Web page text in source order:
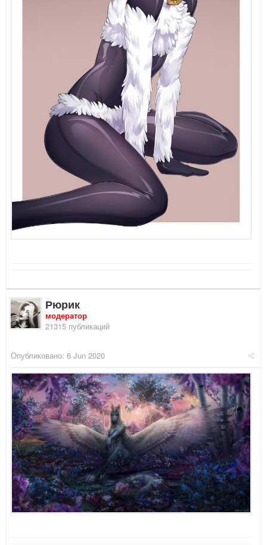
Рюрик
модератор
21315 публикаций
Опубликовано: 6 Jun 2020